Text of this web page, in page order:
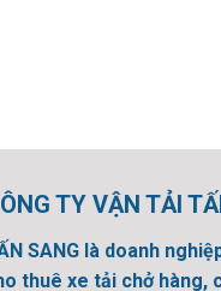
TY VẬN TẢI
SANG là doanh
thuê xe tải chở hàng,